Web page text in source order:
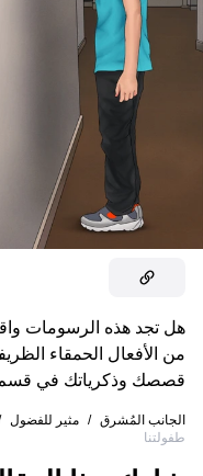
هل تجد هذه الرسومات
من الأفعال الحمقاء
قصصك وذكرياتك في قسم
الجانب المُشرق / مثير للفضول
طفولتنا